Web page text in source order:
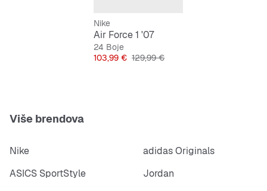
Nike
Air Force 1 '07
24 Boje
Cijena
103,99 € Originalna cijena
129,99 €
Više brendova
Nike
adidas Originals
ASICS SportStyle
Jordan